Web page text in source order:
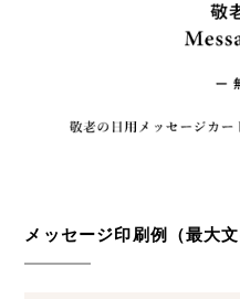
メッセージ印刷例（最大